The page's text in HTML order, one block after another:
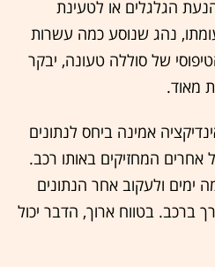
הגלגלים או לטעינת
נהג שנוסע כמה עשרות
של סוללה טעונה, יבקר
מאוד.
אמינה ביחס לנתונים
אחרים המחזיקים באותו רכב.
ימים ולעקוב אחר הנתונים
ברכב. בטווח ארוך, הדבר יכול